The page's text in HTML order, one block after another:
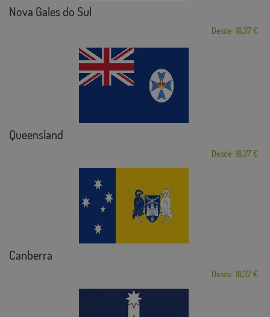
Nova Gales do Sul
Desde: 18,37 €
Queensland
Desde: 18,37 €
Canberra
Desde: 18,37 €